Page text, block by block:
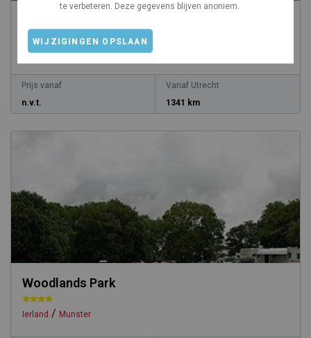
te verbeteren. Deze gegevens blijven anoniem.
WIJZIGINGEN OPSLAAN
Ierland/Connacht
Prijs vanaf
n.v.t.
Vanaf Utrecht
1341 km
Woodlands Park
Ierland / Munster